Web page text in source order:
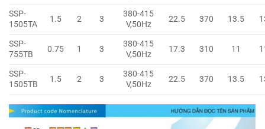
SSP-
1505TA
1.5 2 3
380-415
V,50Hz
22.5 370 13.5
SSP-
755TB
0.75 1 3
380-415
V,50Hz
17.3 310 11
SSP-
1505TB
1.5 2 3
380-415
V,50Hz
22.5 370 13.5